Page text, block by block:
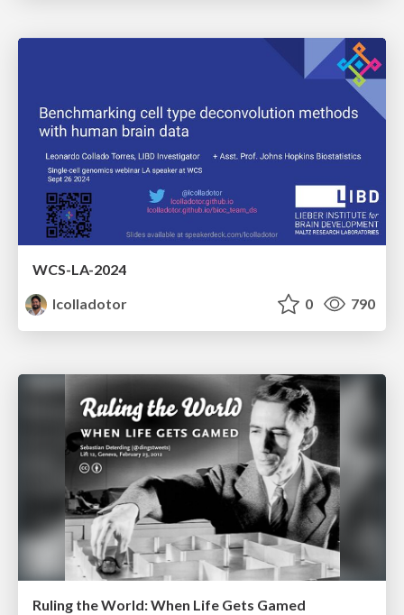
WCS-LA-2024
lcolladotor
0 790
Ruling the World: When Life Gets Gamed